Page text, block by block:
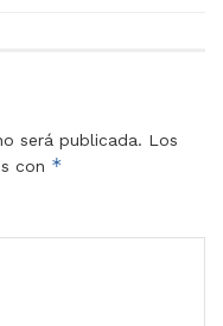
será publicada. Los
con *